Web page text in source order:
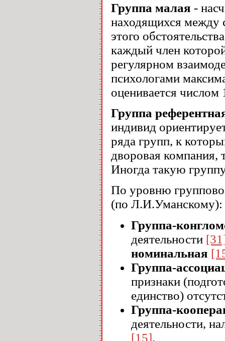
Группа малая -
находящихся между
этого
каждый член
регулярном
психологами
оценивается числом
Группа
индивид
ряда групп, к
дворовая компания,
Иногда такую
По уровню
(по Л.И.Уманскому):
Группа-
деятельности
номинальная
Группа-
признаки
единство)
Группа-
деятельности,
[15].